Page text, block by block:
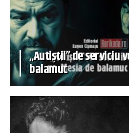
„Autiștii” de serviciu
balamuc